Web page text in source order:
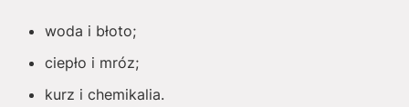
woda i błoto;
ciepło i mróz;
kurz i chemikalia.